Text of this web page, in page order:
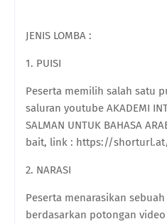
JENIS LOMBA :
1. PUISI
Peserta memilih salah satu
saluran youtube AKADEMI
SALMAN UNTUK BAHASA
bait, link : https://shorturl.at/
2. NARASI
Peserta menarasikan
berdasarkan potongan